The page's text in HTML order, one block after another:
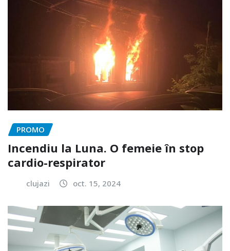
PROMO
Incendiu la Luna. O femeie în stop
cardio-respirator
clujazi oct. 15, 2024